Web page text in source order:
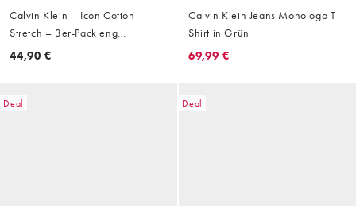
Calvin Klein – Icon Cotton
Stretch – 3er-Pack eng
geschnittene Hüftslips in
44,90 €
Calvin Klein Jeans Monologo T-
Shirt in Grün
69,99 €
Deal Deal